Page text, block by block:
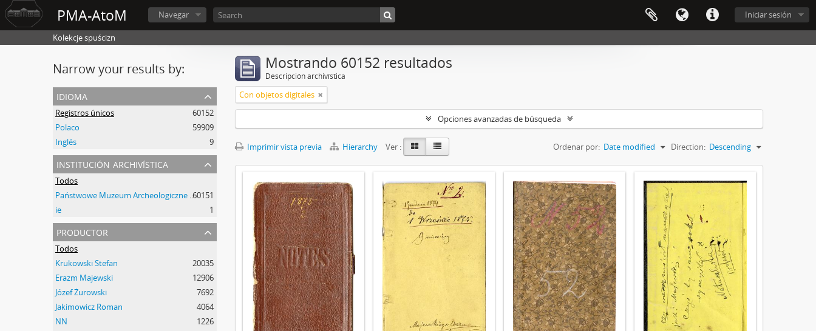
PMA-AtoM Iniciar sesión
Navegar
Kolekcje spuścizn
Narrow your results by:
idioma
Registros únicos
60152
Polaco
59909
Inglés
9
institución archivística
Todos
Państwowe Muzeum Archeologiczne w Warszawie60151
ie
1
productor
Todos
Krukowski Stefan
20035
Erazm Majewski
12906
Józef Żurowski
7692
Jakimowicz Roman
4064
NN
1226
Mostrando 60152 resultados
Descripción archivística
Con objetos digitales
Opciones avanzadas de búsqueda
Imprimir vista previa Hierarchy Ver : Ordenar por: Date modified Direction: Descending